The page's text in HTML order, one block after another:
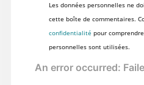
Les données personnelles ne
cette boîte de commentaires.
confidentialité pour
personnelles sont utilisées.